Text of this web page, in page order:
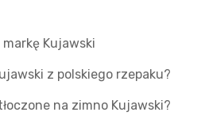
Kujawski
z polskiego rzepaku?
na zimno Kujawski?